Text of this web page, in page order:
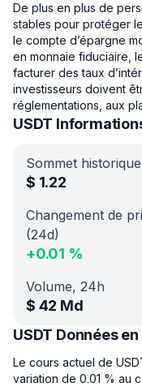
De plus en plus de
stables pour protéger
le compte d’épargne
en monnaie fiduciaire,
facturer des taux
investisseurs doivent
réglementations, aux
USDT
Sommet historique
$ 1.22
Changement de
(24d)
+0.01 %
Volume, 24h
$ 42 Md
USDT Données
Le cours actuel de
variation de 0.01 % au